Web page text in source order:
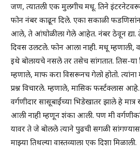
जण, त्यातली एक मुलगीच मधू. तिने
फोन नंबर काढून दिले. एका सकाळी
आले, ते आंघोळीला गेले आहेत. नंबर ठेवून द्या.
दिवस उलटले. फोन आला नाही. मधू म्हणाली,
इथे बोलायचे नसले तर तसेच सांगतात. तिस-
म्हणाले, माफ करा विसरूनच गेलो होतो.
प्रश्न विचारले. म्हणाले, मासिक फर्स्टक्लास
वर्गणीदार सासूबाईंच्या भिडेखातर झाले हे मात्र
आली नाही म्हणून शंका आली. पण मी
यावर ते जे बोलले त्याने पुढची सगळी
माझ्या तिथल्या वास्तव्याला एक दिशा मिळाली.